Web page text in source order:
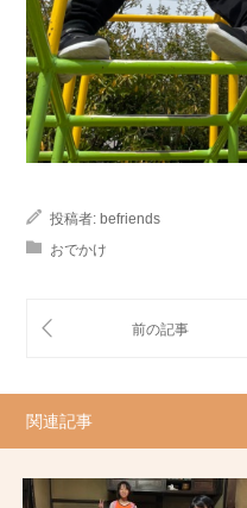
投稿者: befriends
おでかけ
関連記事